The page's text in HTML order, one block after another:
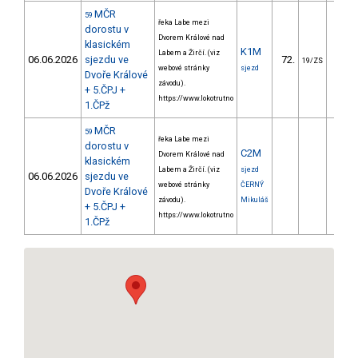
06.06.2026
59 MČR
dorostu v
klasickém
sjezdu ve
Dvoře Králové
+ 5.ČPJ +
1.ČPž
řeka Labe mezi
Dvorem Králové nad
Labem a Žirčí. (viz
webové stránky
závodu).
https://www.lokotrutno
K1M
sjezd
72. 19/ZS
06.06.2026
59 MČR
dorostu v
klasickém
sjezdu ve
Dvoře Králové
+ 5.ČPJ +
1.ČPž
řeka Labe mezi
Dvorem Králové nad
Labem a Žirčí. (viz
webové stránky
závodu).
https://www.lokotrutno
C2M
sjezd
ČERNÝ
Mikuláš